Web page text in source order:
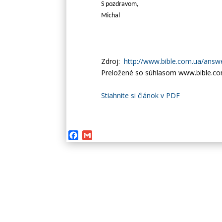
S pozdravom,
Michal
Zdroj:http://www.bible.com.ua/
Preložené so súhlasom
Stiahnite si článok v PDF
Facebook